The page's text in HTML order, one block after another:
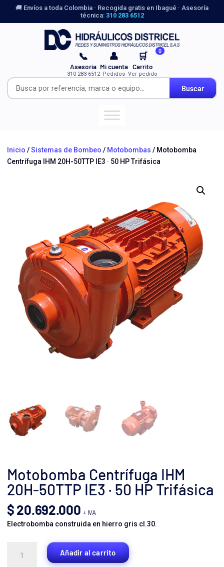
🚚 Envíos a toda Colombia · Recogida gratis en Ibagué · Asesoría
técnica: 310 283 6512
Buscar
📞
Asesoría
310 283 6512
👤
Mi cuenta
Pedidos
🛒 0
Carrito
Ver pedido
Inicio /Sistemas de Bombeo / Motobombas / Motobomba
Centrífuga IHM 20H-50TTP IE3 · 50 HP Trifásica
Motobomba Centrífuga IHM
20H-50TTP IE3 · 50 HP Trifásica
$20.692.000 + IVA
Electrobomba construida en hierro gris cl.30.
Centrífuga
Añadir al carrito